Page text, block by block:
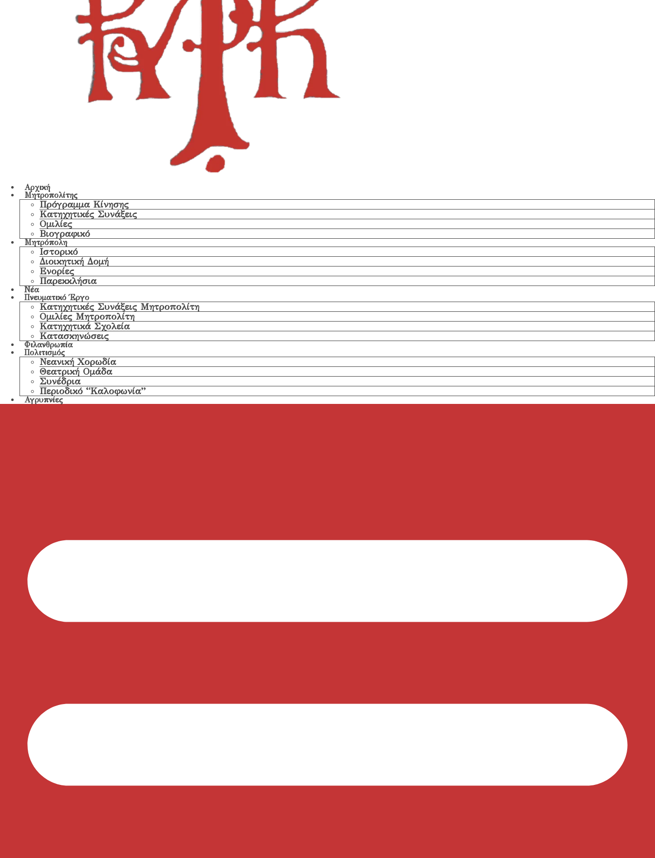
Αρχική
Μητροπολίτης
Πρόγραμμα Κίνησης
Κατηχητικές Συνάξεις
Ομιλίες
Βιογραφικό
Μητρόπολη
Ιστορικό
Διοικητική Δομή
Ενορίες
Παρεκκλήσια
Νέα
Πνευματικό Έργο
Κατηχητικές Συνάξεις Μητροπολίτη
Ομιλίες Μητροπολίτη
Κατηχητικά Σχολεία
Κατασκηνώσεις
Φιλανθρωπία
Πολιτισμός
Νεανική Χορωδία
Θεατρική Ομάδα
Συνέδρια
Περιοδικό “Καλοφωνία”
Αγρυπνίες